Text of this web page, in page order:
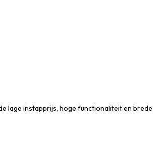
lage instapprijs, hoge functionaliteit en brede